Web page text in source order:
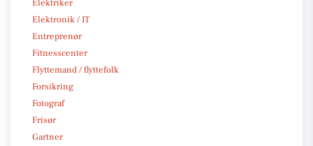
Elektriker
Elektronik / IT
Entreprenør
Fitnesscenter
Flyttemand / flyttefolk
Forsikring
Fotograf
Frisør
Gartner